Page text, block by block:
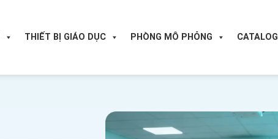
THIẾT BỊ GIÁO DỤC PHÒNG MÔ PHỎNG CATALOG